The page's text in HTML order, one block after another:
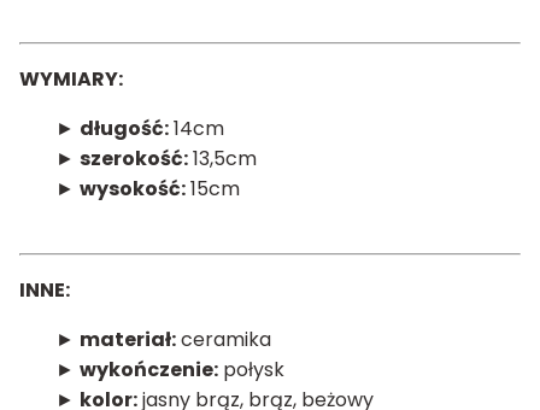
WYMIARY:
► długość:14cm
► szerokość:13,5cm
► wysokość:15cm
INNE:
► materiał:ceramika
► wykończenie: połysk
► kolor:jasny brąz, brąz, beżowy